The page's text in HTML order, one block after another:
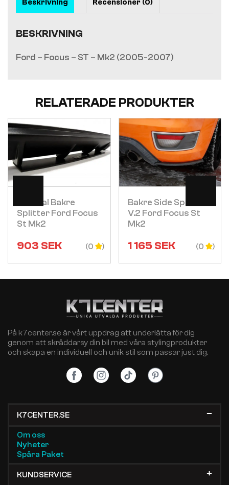
Beskrivning Recensioner (0)
BESKRIVNING
Ford – Focus – ST – Mk2 (2005-2007)
RELATERADE PRODUKTER
Central Bakre
Splitter Ford Focus
St Mk2
903 SEK (0
Bakre Side Splitters
V.2 Ford Focus St
Mk2
1 165SEK (0
Visa
På k7center.se är vårt uppdrag att underlätta för dig
genom att skräddarsy din bil med våra stylingprodukter
och skapa en individuell och unik stil som passar just dig.
K7CENTER.SE
Om oss
Nyheter
Spåra Paket
KUNDSERVICE